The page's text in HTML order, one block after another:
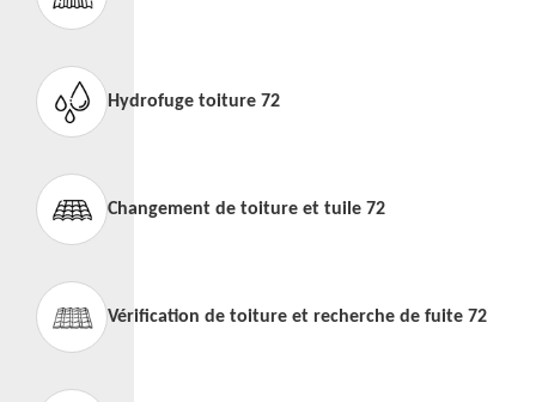
Hydrofuge toiture 72
Changement de toiture et tuile 72
Vérification de toiture et recherche de fuite 72